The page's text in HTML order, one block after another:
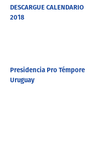
DESCARGUE CALENDARIO
2018
Presidencia Pro Témpore
Uruguay